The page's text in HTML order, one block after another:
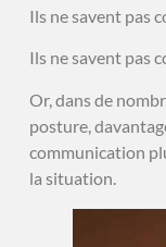
Ils ne savent pas
Ils ne savent pas
Or, dans de
posture,
communication
la situation.